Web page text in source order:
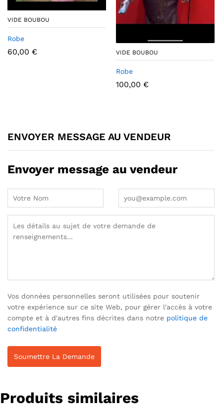
VIDE BOUBOU
Robe
60,00 € VIDE BOUBOU
Robe
100,00 €
ENVOYER MESSAGE AU VENDEUR
Envoyer message au vendeur
Vos données personnelles seront utilisées pour soutenir
votre expérience sur ce site Web, pour gérer l'accès à votre
compte et à d'autres fins décrites dans notre politique de
confidentialité
Produits similaires